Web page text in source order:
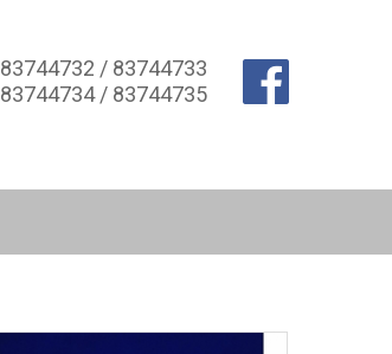
83744732 / 83744733
83744734 / 83744735